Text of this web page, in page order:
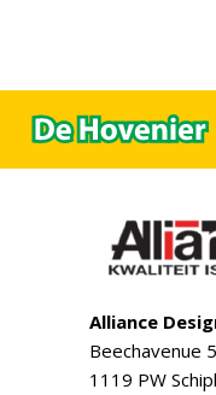
Alliance
Beechavenue
1119 PW